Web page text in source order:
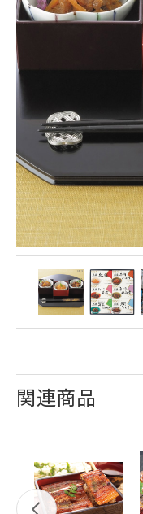
関連商品